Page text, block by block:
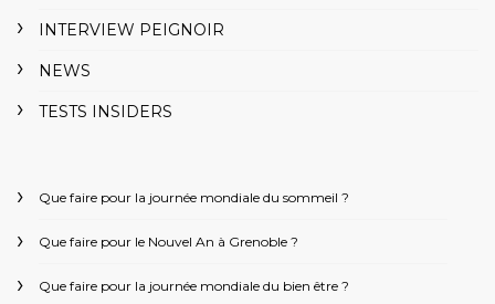
INTERVIEW PEIGNOIR
NEWS
TESTS INSIDERS
Que faire pour la journée mondiale du sommeil ?
Que faire pour le Nouvel An à Grenoble ?
Que faire pour la journée mondiale du bien être ?